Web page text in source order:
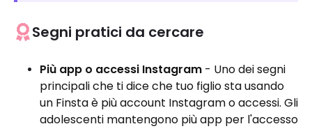
Segni pratici da cercare
Più app o accessi Instagram - Uno dei segni
principali che ti dice che tuo figlio sta usando
un Finsta è più account Instagram o accessi. Gli
adolescenti mantengono più app per l'accesso